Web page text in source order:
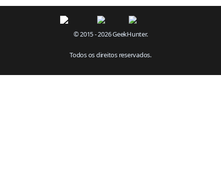
© 2015 - 2026 GeekHunter.
Todos os direitos reservados.